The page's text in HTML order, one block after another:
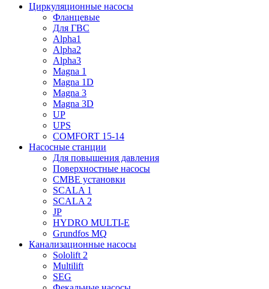
Циркуляционные насосы
Фланцевые
Для ГВС
Alpha1
Alpha2
Alpha3
Magna 1
Magna 1D
Magna 3
Magna 3D
UP
UPS
COMFORT 15-14
Насосные станции
Для повышения давления
Поверхностные насосы
CMBE установки
SCALA 1
SCALA 2
JP
HYDRO MULTI-E
Grundfos MQ
Канализационные насосы
Sololift 2
Multilift
SEG